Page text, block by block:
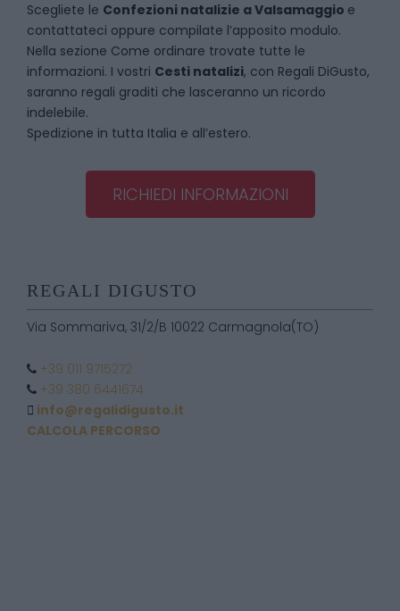
Scegliete le Confezioni natalizie aValsamaggio e
contattateci oppure compilate l’apposito modulo.
Nella sezione Come ordinare trovate tutte le
informazioni. I vostri Cesti natalizi, con Regali DiGusto,
saranno regali graditi che lasceranno un ricordo
indelebile.
Spedizione in tutta Italia e all’estero.
RICHIEDI INFORMAZIONI
REGALI DIGUSTO
Via Sommariva, 31/2/B 10022 Carmagnola(TO)
+39 011 9715272
+39 380 6441674
info@regalidigusto.it
CALCOLA PERCORSO